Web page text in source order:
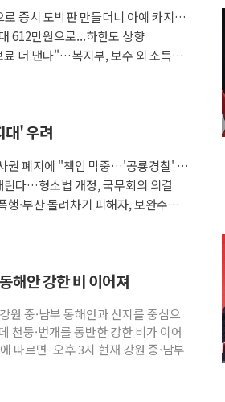
증시 도박판 만들더니 아예 카지노
612만원으로...하한도 상향
료 더 낸다"…복지부, 보수 외 소득월
' 우려
권 폐지에 "책임 막중…'공룡경찰' 우
다…형소법 개정, 국무회의 의결
·부산 돌려차기 피해자, 보완수사
해안 강한 비 이어져
원 중·남부 동해안과 산지를 중심으
천둥·번개를 동반한 강한 비가 이어
따르면 오후 3시 현재 강원 중·남부